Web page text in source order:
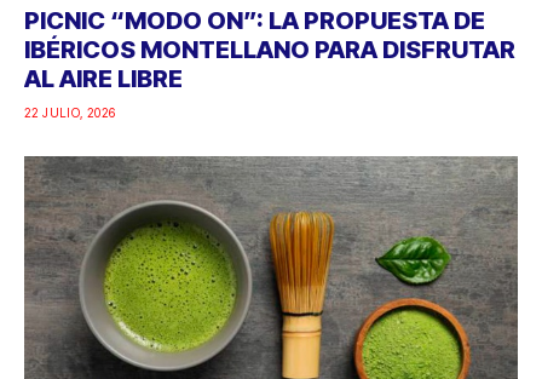
PICNIC “MODO ON”: LA PROPUESTA DE
IBÉRICOS MONTELLANO PARA DISFRUTAR
AL AIRE LIBRE
22 JULIO, 2026